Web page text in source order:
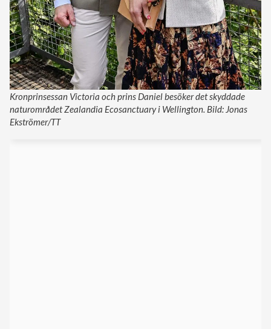
Kronprinsessan Victoria och prins Daniel besöker det skyddade
naturområdet Zealandia Ecosanctuary i Wellington. Bild: Jonas
Ekströmer/TT